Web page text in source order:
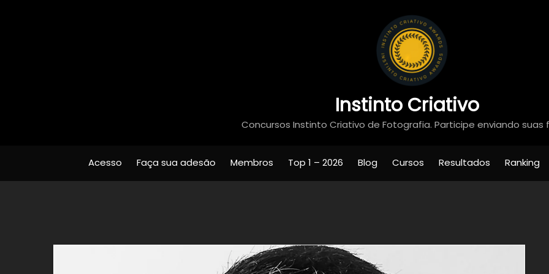
Instinto Criativo
Concursos Instinto Criativo de Fotografia. Participe enviando suas
Acesso Faça sua adesão Membros Top 1 – 2026 Blog Cursos Resultados Ranking